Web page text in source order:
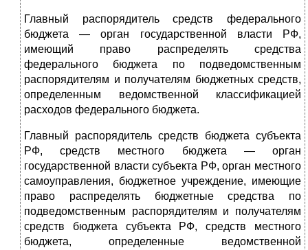
Главный распорядитель средств федерального
бюджета — орган государственной власти РФ,
имеющий право распределять средства
федерального бюджета по подведомственным
распоря­дителям и получателям бюджетных средств,
определенным ве­домственной классификацией
расходов федерального бюджета.
Главный распорядитель средств бюджета субъекта
РФ, средств местного бюджета — орган
государственной власти субъекта РФ, орган местного
самоуправления, бюджетное уч­реждение, имеющие
право распределять бюджетные средства по
подведомственным распорядителям и получателям
средств бюджета субъекта РФ, средств местного
бюджета, определен­ные ведомственной